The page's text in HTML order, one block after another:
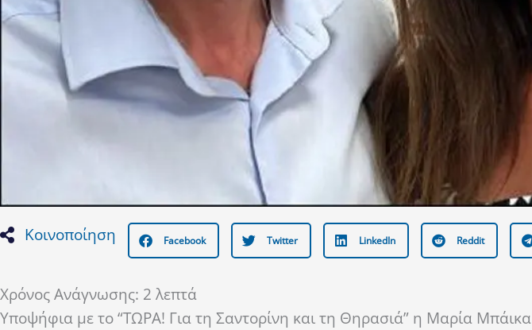
Κοινοποίηση Facebook Twitter LinkedIn Reddit
Χρόνος Ανάγνωσης: 2 λεπτά
Υποψήφια με το “ΤΩΡΑ! Για τη Σαντορίνη και τη Θηρασιά” η Μαρία Mπάικα